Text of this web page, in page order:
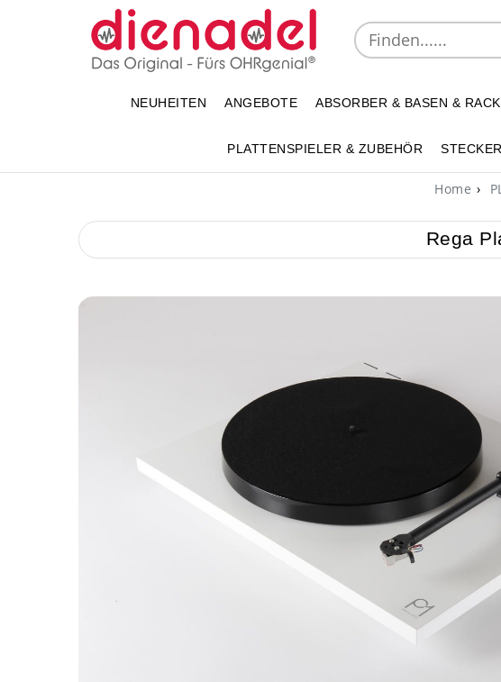
NEUHEITEN ANGEBOTE ABSORBER & BASEN &
PLATTENSPIELER & ZUBEHÖR
Home
Rega